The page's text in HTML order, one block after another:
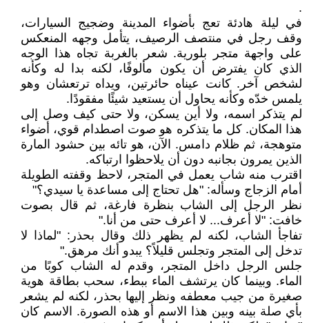
.
في ليلة هادئة تعج بأضواء المدينة وضجيج السيارات،
وقف رجل في منتصف الرصيف، يتأمل وجهه المنعكس
على واجهة متجر بلورية. شعر بالغربة تجاه هذا الوجه
الذي كان يفترض أن يكون مألوفًا، لكنه بدا له وكأنه
لشخص آخر. كانت عيناه حائرتين، ويداه ترتعشان وهو
يلمس خدّه وكأنه يحاول أن يستعيد شيئًا مفقودًا.
لم يتذكر اسمه، ولا أين يسكن، ولا حتى كيف وصل إلى
هذا المكان. كل ما يتذكره هو صوت اصطدام قوي، أضواء
متوهجة، ثم ظلام دامس. الآن، هو تائه بين حشود المارة
الذين يمرون بجانبه دون أن يلاحظوا ارتباكه.
اقترب منه شاب يعمل في المتجر، لاحظ وقفته الطويلة
أمام الزجاج وسأله: "هل تحتاج إلى مساعدة يا سيدي؟"
نظر الرجل إلى الشاب بنظرة فارغة، ثم قال بصوت
خافت: "لا أعرف... لا أعرف حتى من أنا."
تفاجأ الشاب، لكنه لم يظهر ذلك وقال بحذر: "لماذا لا
تدخل إلى المتجر وتجلس قليلاً؟ يبدو أنك مرهق."
جلس الرجل داخل المتجر، وقدم له الشاب كوبًا من
الماء. وبينما كان يرتشف الماء ببطء، سحب بطاقة هوية
صغيرة من جيب معطفه ونظر إليها بحذر، لكنه لم يشعر
بأي صلة بينه وبين هذا الاسم أو هذه الصورة. الاسم كان